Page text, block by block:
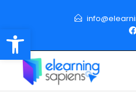
Abrir barra de